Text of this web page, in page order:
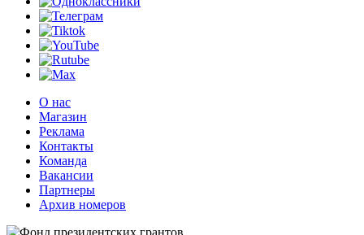
О нас
Магазин
Реклама
Контакты
Команда
Вакансии
Партнеры
Архив номеров